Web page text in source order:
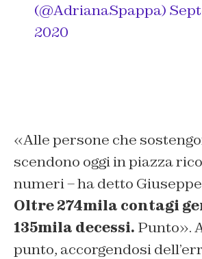
(@AdrianaSpappa)
2020
«Alle persone che
scendono oggi in piazza
numeri – ha detto Giuseppe
Oltre 274mila contagi
135mila decessi. Punto».
punto, accorgendosi